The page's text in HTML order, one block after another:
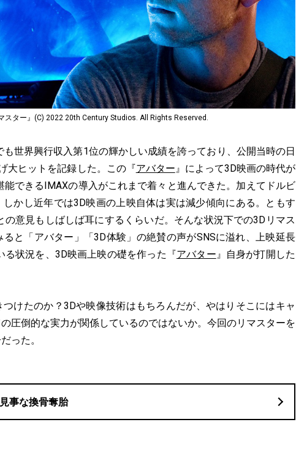
スター』(C) 2022 20th Century Studios. All Rights Reserved.
も世界興行収入第1位の輝かしい成績を誇っており、公開当時の日
大ヒットを記録した。この『アバター』によって3D映画の時代が
できるIMAXの導入がこれまで着々と進んできた。加えてドルビ
かし近年では3D映画の上映自体は実は減少傾向にある。ともす
意見もしばしば耳にするくらいだ。そんな状況下での3Dリマス
と「アバター」「3D体験」の絶賛の声がSNSに溢れ、上映延長
る状況を、3D映画上映の礎を作った『アバター』自身が打開した
つけたのか？3Dや映像技術はもちろんだが、やはりそこにはキャ
圧倒的な実力が関係しているのではないか。今回のリマスターを
った。
事な換骨奪胎